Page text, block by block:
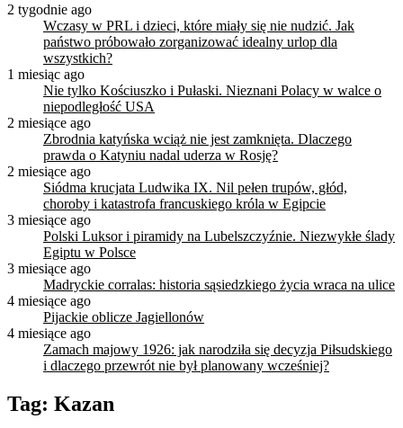
2 tygodnie ago
Wczasy w PRL i dzieci, które miały się nie nudzić. Jak
państwo próbowało zorganizować idealny urlop dla
wszystkich?
1 miesiąc ago
Nie tylko Kościuszko i Pułaski. Nieznani Polacy w walce o
niepodległość USA
2 miesiące ago
Zbrodnia katyńska wciąż nie jest zamknięta. Dlaczego
prawda o Katyniu nadal uderza w Rosję?
2 miesiące ago
Siódma krucjata Ludwika IX. Nil pełen trupów, głód,
choroby i katastrofa francuskiego króla w Egipcie
3 miesiące ago
Polski Luksor i piramidy na Lubelszczyźnie. Niezwykłe ślady
Egiptu w Polsce
3 miesiące ago
Madryckie corralas: historia sąsiedzkiego życia wraca na ulice
4 miesiące ago
Pijackie oblicze Jagiellonów
4 miesiące ago
Zamach majowy 1926: jak narodziła się decyzja Piłsudskiego
i dlaczego przewrót nie był planowany wcześniej?
Tag: Kazan